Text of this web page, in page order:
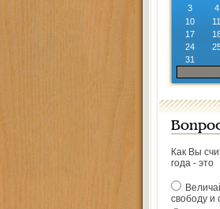
3
4
10
11
17
24
31
Как Вы
года - это
свободу и